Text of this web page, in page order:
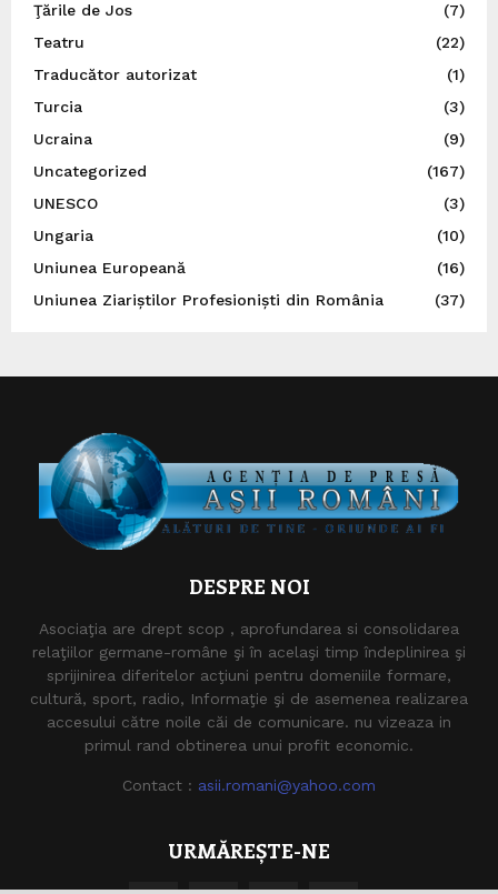
Ţările de Jos
(7)
Teatru
(22)
Traducător autorizat
(1)
Turcia
(3)
Ucraina
(9)
Uncategorized
(167)
UNESCO
(3)
Ungaria
(10)
Uniunea Europeană
(16)
Uniunea Ziariștilor Profesioniști din România
(37)
DESPRE NOI
Asociaţia are drept scop , aprofundarea si consolidarea
relaţiilor germane-române şi în acelaşi timp îndeplinirea şi
sprijinirea diferitelor acţiuni pentru domeniile formare,
cultură, sport, radio, Informaţie şi de asemenea realizarea
accesului către noile căi de comunicare. nu vizeaza in
primul rand obtinerea unui profit economic.
Contact : asii.romani@yahoo.com
URMĂREȘTE-NE